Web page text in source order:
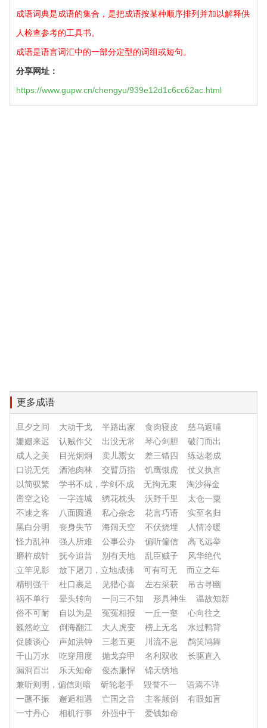
成语词典是成语的集合，是把成语按某种顺序排列并加以解释供
人检查参考的工具书。
成语是语言词汇中的一部分定型的词组或短句。
分享网址：
https://www.gupw.cn/chengyu/939e12d1c6cc62ac.html
更多成语
旦夕之间 大动干戈 半路出家 食肉寝皮
慈乌返哺
姗姗来迟
认贼作父 出没无常 琴心剑胆
破门而出
成人之美
目光炯炯 卖儿鬻女 差三错四
练达老成
口说无凭
酒池肉林 交臂历指 饥鹰饿虎
仗义执言
以简驭繁
学书不成，学剑不成 无拘无束
淘沙得金
凿空之论
一字连城 绣花枕头 沃野千里
太仓一粟
不速之客
八面圆通 私心杂念 花言巧语
实至名归
黑白分明
丧身失节 海阔天空 不伏烧埋
人情冷暖
怪力乱神
强人所难 公事公办 偏听偏信
高飞远举
磨杵成针
抚今追昔 别有天地 乱臣贼子
风华绝代
立竿见影
放下屠刀，立地成佛 可有可无
而立之年
精明强干
杜口裹足 见猎心喜 左右采获
吊古寻幽
祸不单行
晕头转向 一问三不知 形具神生
温故知新
俗不可耐
自以为是 冤冤相报 一丘一壑
心向往之
巍然屹立
倒海翻江 大人虎变 榜上无名
水过鸭背
促膝谈心
声如洪钟 三老五更 川流不息
鹊笑鸠舞
千山万水
吃穿用度 抛戈弃甲 名利双收
长驱直入
漏洞百出
乐天知命 俊杰廉悍
锦天绣地
兼听则明，偏信则暗
斫轮老手 毁誉不一
语焉不详
一蹶不振
邂逅相遇 亡国之音 主客颠倒
有眼如盲
一寸丹心
相机行事 外强中干 爱钱如命